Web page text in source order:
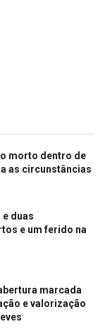
morto dentro de
as circunstâncias
duas
e um ferido na
marcada
e valorização